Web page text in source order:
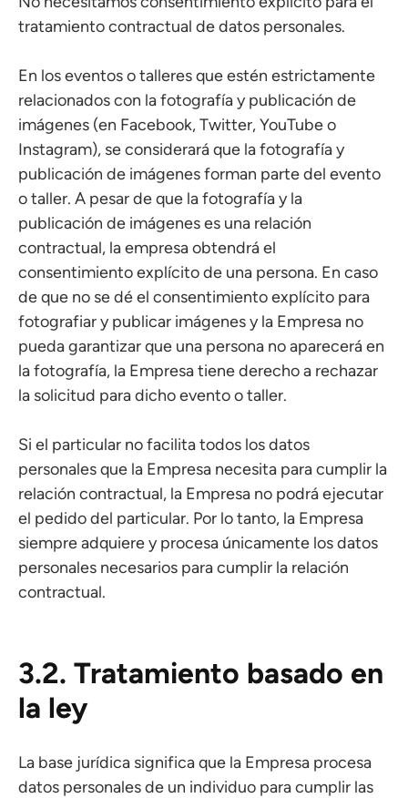
tratamiento contractual de datos personales.
En los eventos o talleres que estén estrictamente
relacionados con la fotografía y publicación de
imágenes (en Facebook, Twitter, YouTube o
Instagram), se considerará que la fotografía y
publicación de imágenes forman parte del evento
o taller. A pesar de que la fotografía y la
publicación de imágenes es una relación
contractual, la empresa obtendrá el
consentimiento explícito de una persona. En caso
de que no se dé el consentimiento explícito para
fotografiar y publicar imágenes y la Empresa no
pueda garantizar que una persona no aparecerá en
la fotografía, la Empresa tiene derecho a rechazar
la solicitud para dicho evento o taller.
Si el particular no facilita todos los datos
personales que la Empresa necesita para cumplir la
relación contractual, la Empresa no podrá ejecutar
el pedido del particular. Por lo tanto, la Empresa
siempre adquiere y procesa únicamente los datos
personales necesarios para cumplir la relación
contractual.
3.2. Tratamiento basado en
la ley
La base jurídica significa que la Empresa procesa
datos personales de un individuo para cumplir las